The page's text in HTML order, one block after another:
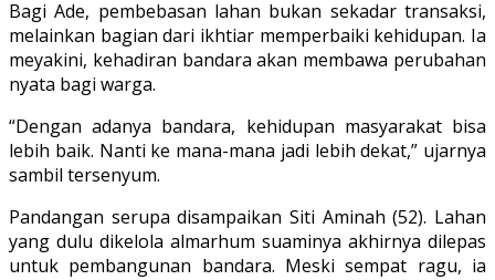
Bagi Ade, pembebasan lahan bukan sekadar transaksi,
melainkan bagian dari ikhtiar memperbaiki kehidupan. Ia
meyakini, kehadiran bandara akan membawa perubahan
nyata bagi warga.
“Dengan adanya bandara, kehidupan masyarakat bisa
lebih baik. Nanti ke mana-mana jadi lebih dekat,” ujarnya
sambil tersenyum.
Pandangan serupa disampaikan Siti Aminah (52). Lahan
yang dulu dikelola almarhum suaminya akhirnya dilepas
untuk pembangunan bandara. Meski sempat ragu, ia